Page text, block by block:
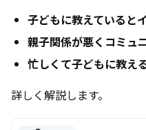
子どもに教えていると
親子関係が悪くコミュ
忙しくて子どもに教え
詳しく解説します。